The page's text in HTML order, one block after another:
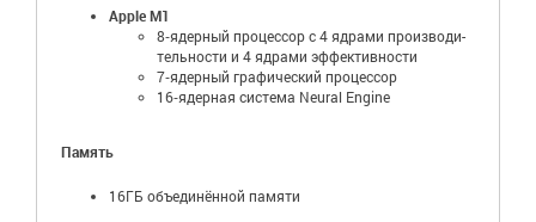
Apple M1
8‑ядерный процессор с 4 ядрами производи­
тельности и 4 ядрами эффективности
7‑ядерный графический процессор
16‑ядерная система Neural Engine
Память
16ГБ объединённой памяти